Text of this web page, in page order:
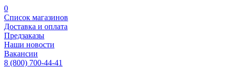
0
Список магазинов
Доставка и оплата
Предзаказы
Наши новости
Вакансии
8 (800) 700-44-41